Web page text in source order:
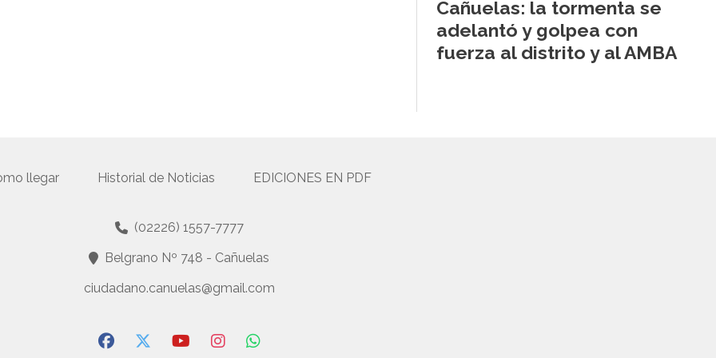
Cañuelas: la tormenta se
adelantó y golpea con
fuerza al distrito y al AMBA
llegar Historial de Noticias EDICIONES EN PDF
(02226) 1557-7777
Belgrano Nº 748 - Cañuelas
ciudadano.canuelas@gmail.com